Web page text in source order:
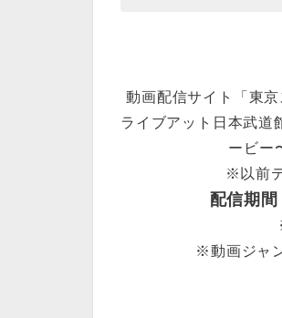
動画配信サイト「東
ライブアット日本武道
ービー
※以前
配信期
※動画ジャ